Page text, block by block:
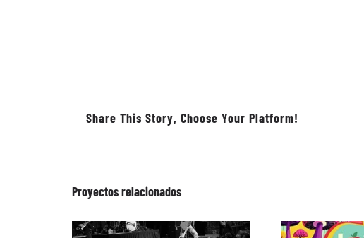
Share This Story, Choose Your Platform!
Proyectos relacionados